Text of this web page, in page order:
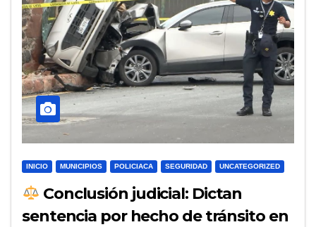
INICIO MUNICIPIOS POLICIACA SEGURIDAD UNCATEGORIZED
Conclusión judicial: Dictan
sentencia por hecho de tránsito en